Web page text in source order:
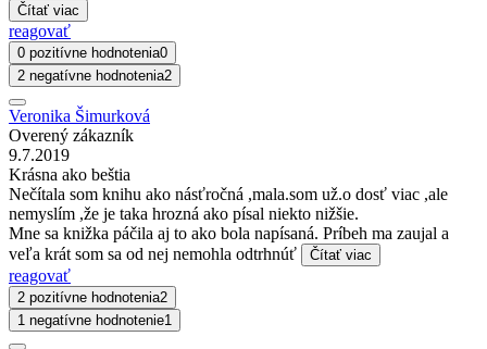
Čítať viac
reagovať
0 pozitívne hodnotenia0
2 negatívne hodnotenia2
Veronika Šimurková
Overený zákazník
9.7.2019
Krásna ako beštia
Nečítala som knihu ako násťročná ,mala.som už.o dosť viac ,ale
nemyslím ,že je taka hrozná ako písal niekto nižšie.
Mne sa knižka páčila aj to ako bola napísaná. Príbeh ma zaujal a
veľa krát som sa od nej nemohla odtrhnúť
Čítať viac
reagovať
2 pozitívne hodnotenia2
1 negatívne hodnotenie1